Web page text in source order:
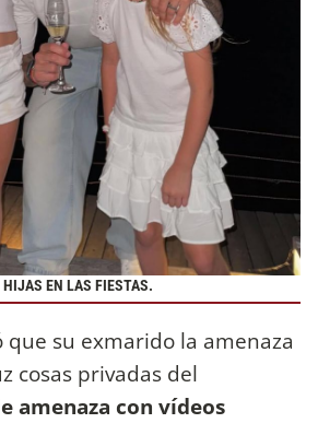
EN LAS FIESTAS.
que su exmarido la amenaza
cosas privadas del
amenaza con vídeos